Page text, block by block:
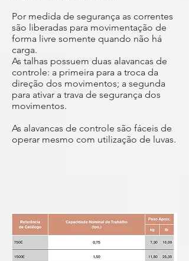
Por medida de segurança as correntes
são liberadas para movimentação de
forma livre somente quando não há
carga.
As talhas possuem duas alavancas de
controle: a primeira para a troca da
direção dos movimentos; a segunda
para ativar a trava de segurança dos
movimentos.
As alavancas de controle são fáceis de
operar mesmo com utilização de luvas.